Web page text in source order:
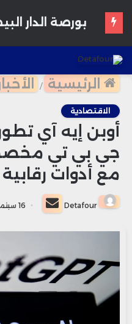
الرئيسية /
الاقتصادية
أوبن إيه آي
جي بي تي
مع أدوات
Detafour
أرسل
بريدا
16 سبتمبر 2025